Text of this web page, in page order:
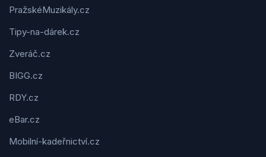
PražskéMuzikály.cz
Tipy-na-dárek.cz
Zveráč.cz
BIGG.cz
RDY.cz
eBar.cz
Mobilní-kadeřnictví.cz